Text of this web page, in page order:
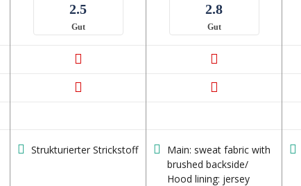
2.5
Gut
2.8
Gut
Strukturierter Strickstoff
Main: sweat fabric with
brushed backside/
Hood lining: jersey